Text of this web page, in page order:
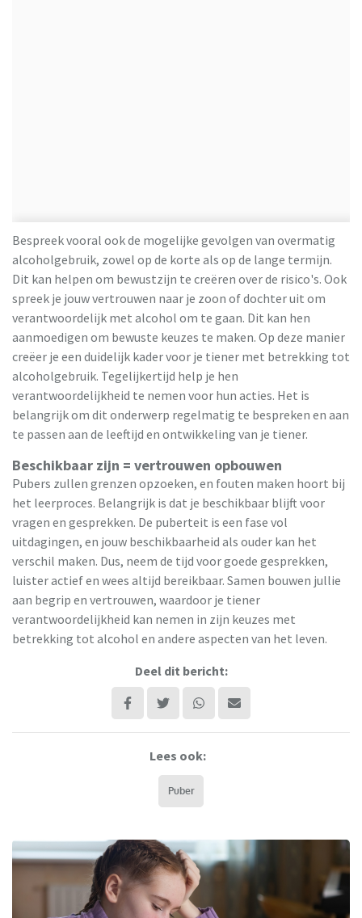
Bespreek vooral ook de mogelijke gevolgen van overmatig
alcoholgebruik, zowel op de korte als op de lange termijn.
Dit kan helpen om bewustzijn te creëren over de risico's. Ook
spreek je jouw vertrouwen naar je zoon of dochter uit om
verantwoordelijk met alcohol om te gaan. Dit kan hen
aanmoedigen om bewuste keuzes te maken. Op deze manier
creëer je een duidelijk kader voor je tiener met betrekking tot
alcoholgebruik. Tegelijkertijd help je hen
verantwoordelijkheid te nemen voor hun acties. Het is
belangrijk om dit onderwerp regelmatig te bespreken en aan
te passen aan de leeftijd en ontwikkeling van je tiener.
Beschikbaar zijn = vertrouwen opbouwen
Pubers zullen grenzen opzoeken, en fouten maken hoort bij
het leerproces. Belangrijk is dat je beschikbaar blijft voor
vragen en gesprekken. De puberteit is een fase vol
uitdagingen, en jouw beschikbaarheid als ouder kan het
verschil maken. Dus, neem de tijd voor goede gesprekken,
luister actief en wees altijd bereikbaar. Samen bouwen jullie
aan begrip en vertrouwen, waardoor je tiener
verantwoordelijkheid kan nemen in zijn keuzes met
betrekking tot alcohol en andere aspecten van het leven.
Deel dit bericht:
Lees ook:
Puber